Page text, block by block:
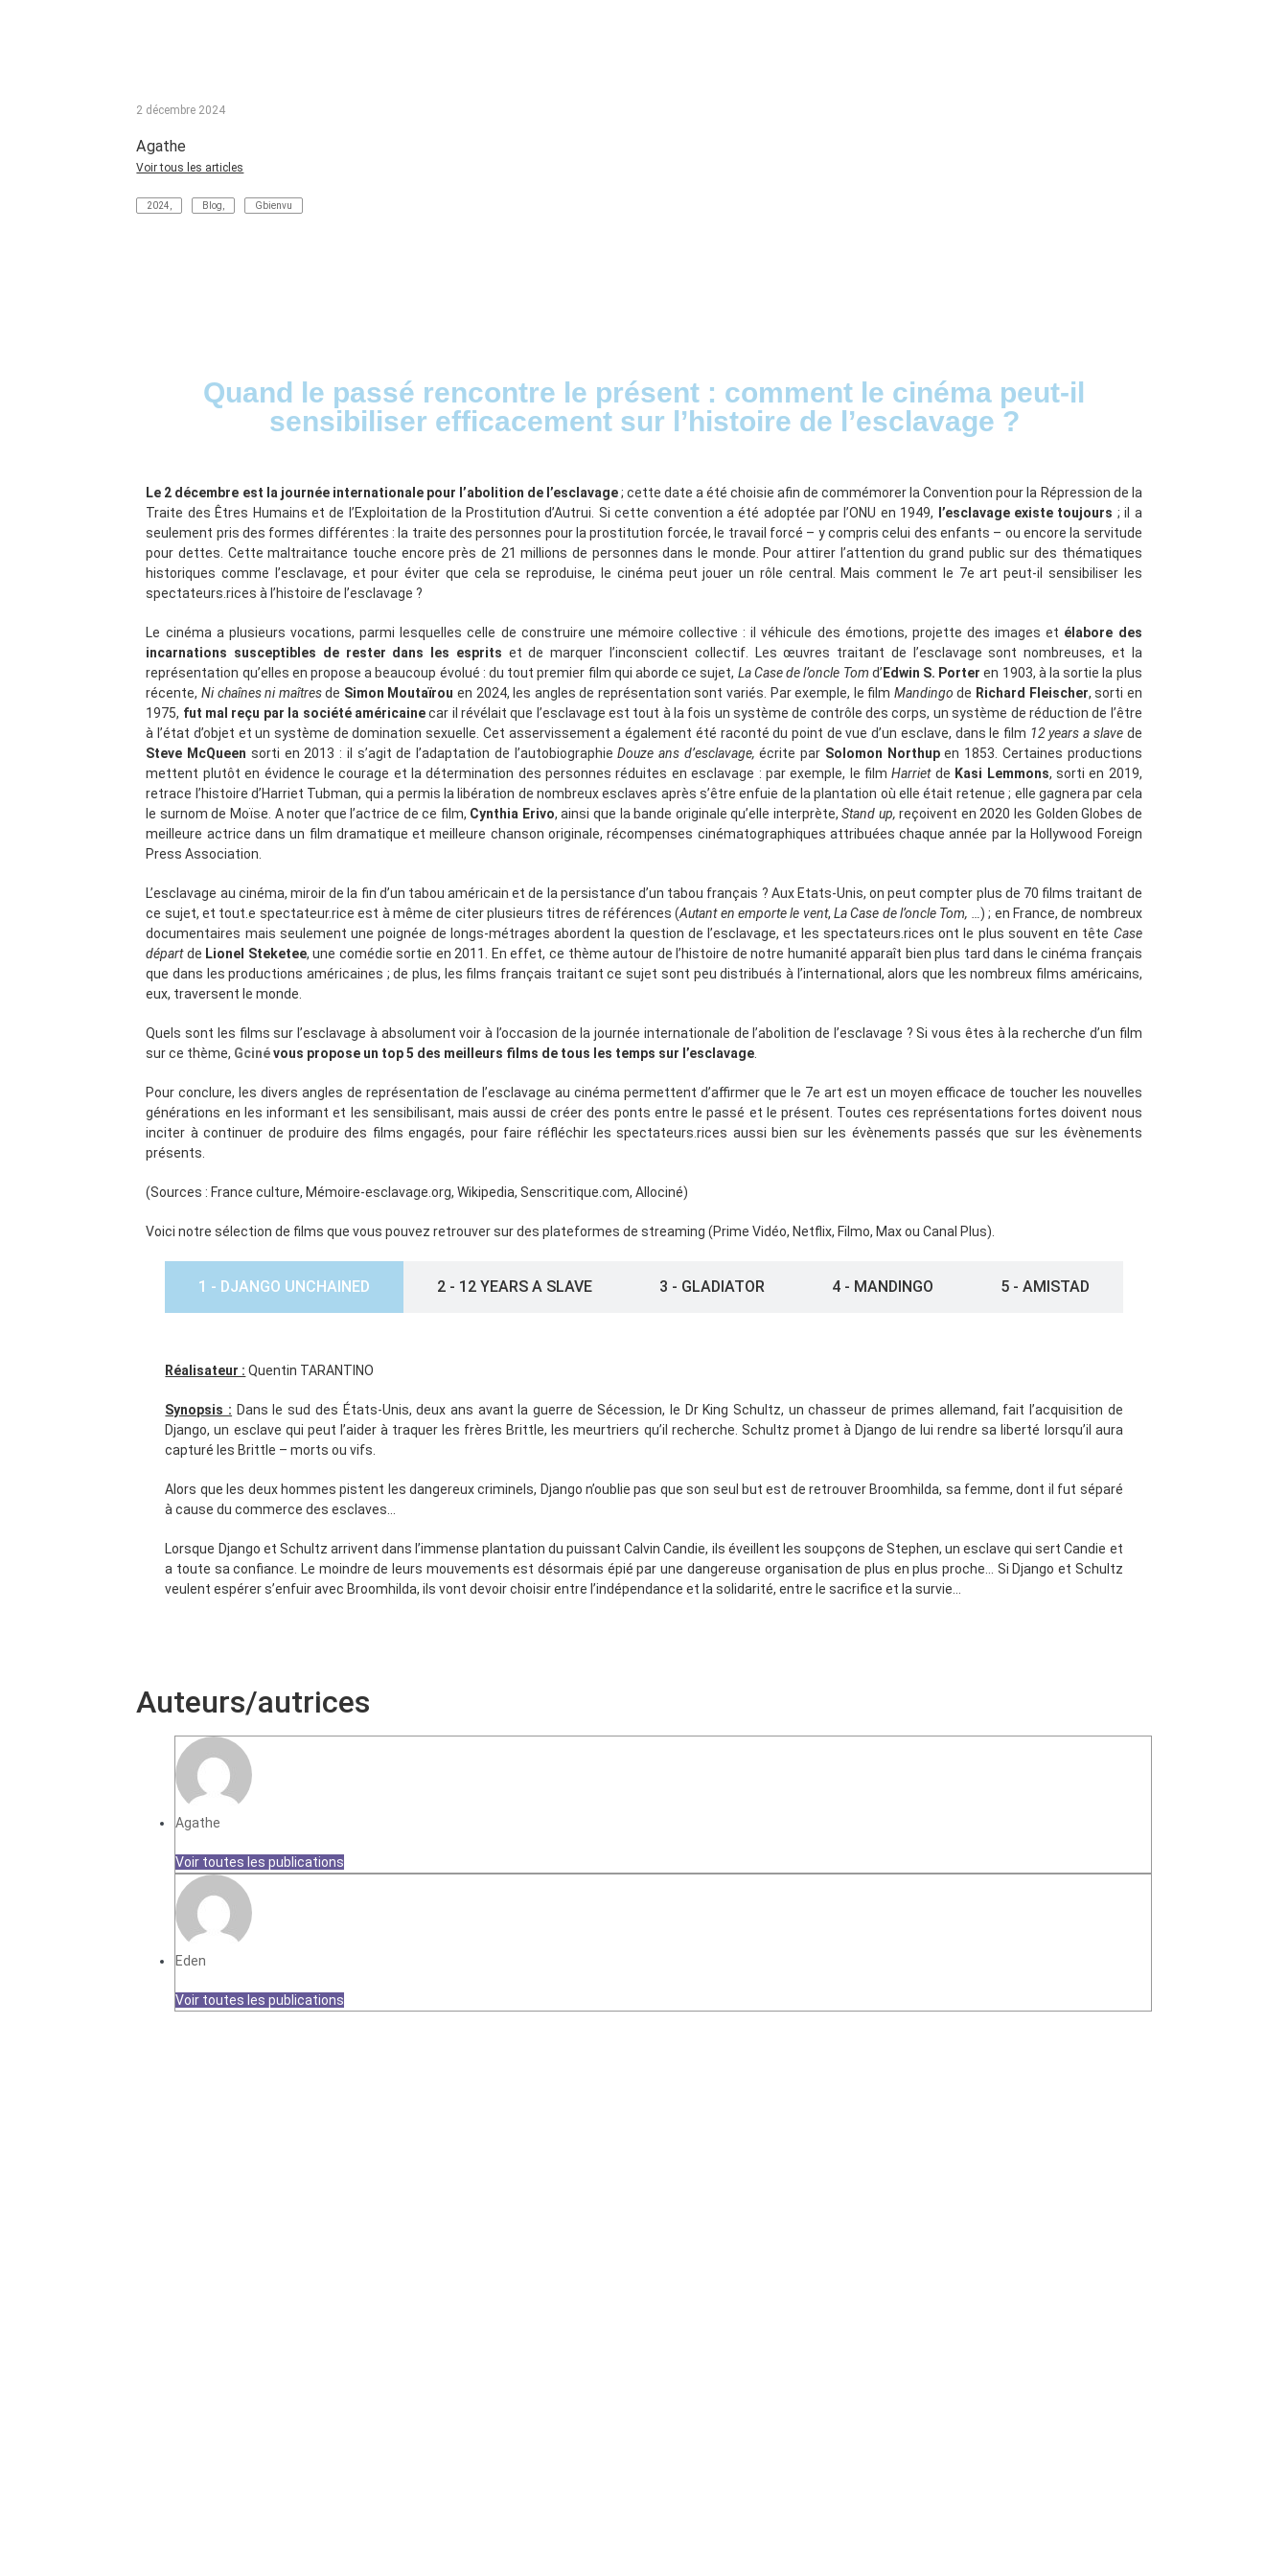
2 décembre 2024
Agathe
Voir tous les articles
2024 Blog Gbienvu
Quand le passé rencontre le présent : comment le cinéma peut-il
sensibiliser efficacement sur l’histoire de l’esclavage ?
Le 2 décembre est la journée internationale pour l’abolition de l’esclavage; cette date a été choisie afin de commémorer la Convention pour la Répression de la
Traite des Êtres Humains et de l’Exploitation de la Prostitution d’Autrui. Si cette convention a été adoptée par l’ONU en 1949,
l’esclavage existe toujours ; il a
seulement pris des formes différentes : la traite des personnes pour la prostitution forcée, le travail forcé – y compris celui des enfants – ou encore la servitude
pour dettes. Cette maltraitance touche encore près de 21 millions de personnes dans le monde. Pour attirer l’attention du grand public sur des thématiques
historiques comme l’esclavage, et pour éviter que cela se reproduise, le cinéma peut jouer un rôle central. Mais comment le 7e art peut-il sensibiliser les
spectateurs.rices à l’histoire de l’esclavage ?
Le cinéma a plusieurs vocations, parmi lesquelles celle de construire une mémoire collective : il véhicule des émotions, projette des images et élabore des
incarnations susceptibles de rester dans les esprits et de marquer l’inconscient collectif. Les œuvres traitant de l’esclavage sont nombreuses, et la
représentation qu’elles en propose a beaucoup évolué : du tout premier film qui aborde ce sujet, La Case de l’oncle Tom d’ Edwin S. Porter en 1903, à la sortie la plus
récente, Ni chaînes ni maîtresde Simon Moutaïrou en 2024, les angles de représentation sont variés. Par exemple, le film Mandingo de Richard Fleischer, sorti en
1975, fut mal reçu par la société américainecar il révélait que l’esclavage est tout à la fois un système de contrôle des corps, un système de réduction de l’être
à l’état d’objet et un système de domination sexuelle. Cet asservissement a également été raconté du point de vue d’un esclave, dans le film 12 years a slavede
Steve McQueen sorti en 2013 : il s’agit de l’adaptation de l’autobiographieDouze ans d’esclavage, écrite par Solomon Northupen 1853. Certaines productions
mettent plutôt en évidence le courage et la détermination des personnes réduites en esclavage : par exemple, le filmHarrietde Kasi Lemmons, sorti en 2019,
retrace l’histoire d’Harriet Tubman, qui a permis la libération de nombreux esclaves après s’être enfuie de la plantation où elle était retenue ; elle gagnera par cela
le surnom de Moïse. A noter que l’actrice de ce film, Cynthia Erivo, ainsi que la bande originale qu’elle interprète,Stand up,reçoivent en 2020 les Golden Globes de
meilleure actrice dans un film dramatique et meilleure chanson originale, récompenses cinématographiques attribuées chaque année par la Hollywood Foreign
Press Association.
L’esclavage au cinéma, miroir de la fin d’un tabou américain et de la persistance d’un tabou français ? Aux Etats-Unis, on peut compter plus de 70 films traitant de
ce sujet, et tout.e spectateur.rice est à même de citer plusieurs titres de références (Autant en emporte le vent,La Case de l’oncle Tom, … ) ; en France, de nombreux
documentaires mais seulement une poignée de longs-métrages abordent la question de l’esclavage, et les spectateurs.rices ont le plus souvent en tête Case
départde Lionel Steketee, une comédie sortie en 2011. En effet, ce thème autour de l’histoire de notre humanité apparaît bien plus tard dans le cinéma français
que dans les productions américaines ; de plus, les films français traitant ce sujet sont peu distribués à l’international, alors que les nombreux films américains,
eux, traversent le monde.
Quels sont les films sur l’esclavage à absolument voir à l’occasion de la journée internationale de l’abolition de l’esclavage ? Si vous êtes à la recherche d’un film
sur ce thème, Gcinévous propose un top 5 des meilleurs films de tous les temps sur l’esclavage
Pour conclure, les divers angles de représentation de l’esclavage au cinéma permettent d’affirmer que le 7e art est un moyen efficace de toucher les nouvelles
générations en les informant et les sensibilisant, mais aussi de créer des ponts entre le passé et le présent. Toutes ces représentations fortes doivent nous
inciter à continuer de produire des films engagés, pour faire réfléchir les spectateurs.rices aussi bien sur les évènements passés que sur les évènements
présents.
(Sources : France culture, Mémoire-esclavage.org, Wikipedia, Senscritique.com, Allociné)
Voici notre sélection de films que vous pouvez retrouver sur des plateformes de streaming (Prime Vidéo, Netflix, Filmo, Max ou Canal Plus).
1 - DJANGO UNCHAINED 2 - 12 YEARS A SLAVE 3 - GLADIATOR 4 - MANDINGO 5 - AMISTAD
Réalisateur : Quentin TARANTINO
Synopsis : Dans le sud des États-Unis, deux ans avant la guerre de Sécession, le Dr King Schultz, un chasseur de primes allemand, fait l’acquisition de
Django, un esclave qui peut l’aider à traquer les frères Brittle, les meurtriers qu’il recherche. Schultz promet à Django de lui rendre sa liberté lorsqu’il aura
capturé les Brittle – morts ou vifs.
Alors que les deux hommes pistent les dangereux criminels, Django n’oublie pas que son seul but est de retrouver Broomhilda, sa femme, dont il fut séparé
à cause du commerce des esclaves…
Lorsque Django et Schultz arrivent dans l’immense plantation du puissant Calvin Candie, ils éveillent les soupçons de Stephen, un esclave qui sert Candie et
a toute sa confiance. Le moindre de leurs mouvements est désormais épié par une dangereuse organisation de plus en plus proche… Si Django et Schultz
veulent espérer s’enfuir avec Broomhilda, ils vont devoir choisir entre l’indépendance et la solidarité, entre le sacrifice et la survie…
Auteurs/autrices
Agathe
Voir toutes les publications
Eden
Voir toutes les publications